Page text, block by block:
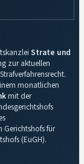
Strate und
zur aktuellen
monatlichen
mit der
Gerichtshofs für
(EuGH).